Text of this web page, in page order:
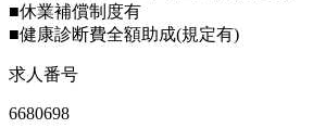
■休業補償制度有
■健康診断費全額助成(規定有)
求人番号
6680698